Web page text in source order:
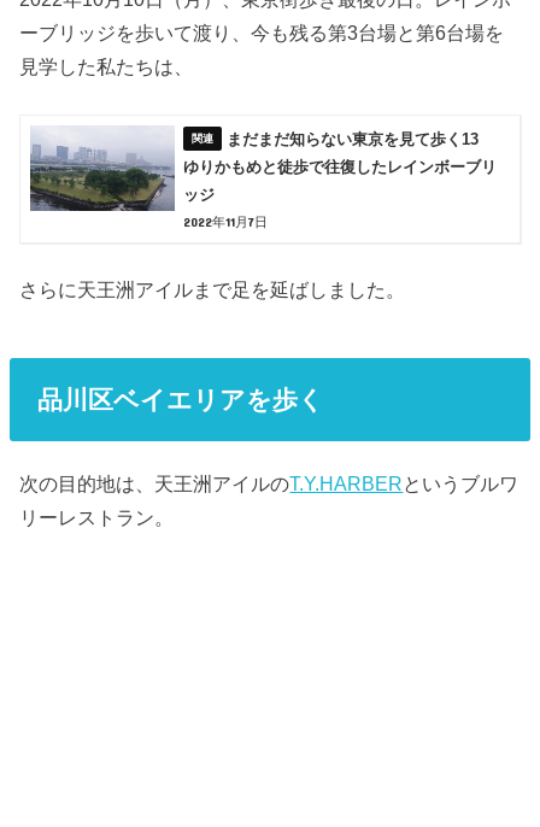
ーブリッジを歩いて渡り、今も残る第3台場と第6台場を
見学した私たちは、
まだまだ知らない東京を見て歩く13
ゆりかもめと徒歩で往復したレインボーブリ
ッジ
2022年11月7日
さらに天王洲アイルまで足を延ばしました。
品川区ベイエリアを歩く
次の目的地は、天王洲アイルのT.Y.HARBERというブルワ
リーレストラン。